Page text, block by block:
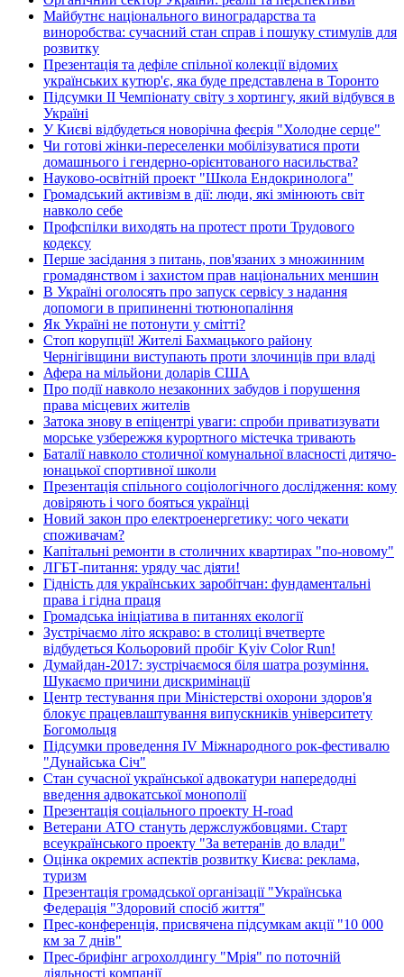
Майбутнє національного виноградарства та
виноробства: сучасний стан справ і пошуку стимулів для
розвитку
Презентація та дефіле спільної колекції відомих
українських кутюр'є, яка буде представлена в Торонто
Підсумки ІІ Чемпіонату світу з хортингу, який відбувся в
Україні
У Києві відбудеться новорічна феєрія "Холодне серце"
Чи готові жінки-переселенки мобілізуватися проти
домашнього і гендерно-орієнтованого насильства?
Науково-освітній проект "Школа Ендокринолога"
Громадський активізм в дії: люди, які змінюють світ
навколо себе
Профспілки виходять на протест проти Трудового
кодексу
Перше засідання з питань, пов'язаних з множинним
громадянством і захистом прав національних меншин
В Україні оголосять про запуск сервісу з надання
допомоги в припиненні тютюнопаління
Як Україні не потонути у смітті?
Стоп корупції! Жителі Бахмацького району
Чернігівщини виступають проти злочинців при владі
Афера на мільйони доларів США
Про події навколо незаконних забудов і порушення
права місцевих жителів
Затока знову в епіцентрі уваги: спроби приватизувати
морське узбережжя курортного містечка тривають
Баталії навколо столичної комунальної власності дитячо-
юнацької спортивної школи
Презентація спільного соціологічного дослідження: кому
довіряють і чого бояться українці
Новий закон про електроенергетику: чого чекати
споживачам?
Капітальні ремонти в столичних квартирах "по-новому"
ЛГБТ-питання: уряду час діяти!
Гідність для українських заробітчан: фундаментальні
права і гідна праця
Громадська ініціатива в питаннях екології
Зустрічаємо літо яскраво: в столиці вчетверте
відбудеться Кольоровий пробіг Kyiv Color Run!
Думайдан-2017: зустрічаємося біля шатра розуміння.
Шукаємо причини дискримінації
Центр тестування при Міністерстві охорони здоров'я
блокує працевлаштування випускників університету
Богомольця
Підсумки проведення IV Міжнародного рок-фестивалю
"Дунайська Січ"
Стан сучасної української адвокатури напередодні
введення адвокатської монополії
Презентація соціального проекту H-road
Ветерани АТО стануть держслужбовцями. Старт
всеукраїнського проекту "За ветеранів до влади"
Оцінка окремих аспектів розвитку Києва: реклама,
туризм
Презентація громадської організації "Українська
Федерація "Здоровий спосіб життя"
Прес-конференція, присвячена підсумкам акції "10 000
км за 7 днів"
Прес-брифінг агрохолдингу "Мрія" по поточній
діяльності компанії